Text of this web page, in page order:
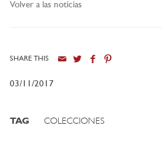
Volver a las noticias
SHARE THIS
03/11/2017
TAG COLECCIONES